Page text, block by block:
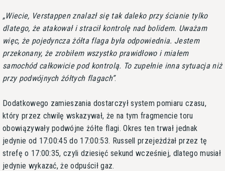
Wiecie, Verstappen znalazł się tak daleko przy ścianie tylko
dlatego, że atakował i stracił kontrolę nad bolidem. Uważam
więc, że pojedyncza żółta flaga była odpowiednia. Jestem
przekonany, że zrobiłem wszystko prawidłowo i miałem
samochód całkowicie pod kontrolą. To zupełnie inna sytuacja niż
przy podwójnych żółtych flagach .
Dodatkowego zamieszania dostarczył system pomiaru czasu,
który przez chwilę wskazywał, że na tym fragmencie toru
obowiązywały podwójne żółte flagi. Okres ten trwał jednak
jedynie od 17:00:45 do 17:00:53. Russell przejeżdżał przez tę
strefę o 17:00:35, czyli dziesięć sekund wcześniej, dlatego musiał
jedynie wykazać, że odpuścił gaz.